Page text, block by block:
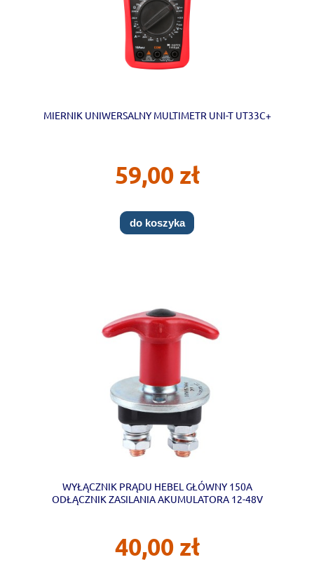
MIERNIK UNIWERSALNY MULTIMETR UNI-T UT33C+
59,00 zł
do koszyka
WYŁĄCZNIK PRĄDU HEBEL GŁÓWNY 150A
ODŁĄCZNIK ZASILANIA AKUMULATORA 12-48V
40,00 zł